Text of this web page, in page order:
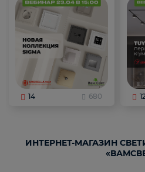
14 680
ИНТЕРНЕТ-МАГАЗИН